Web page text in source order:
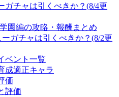
ガチャは引くべきか？(8/4更
園編の攻略・報酬まとめ
ガチャは引くべきか？(8/2更
ベント一覧
成適正キャラ
価
評価